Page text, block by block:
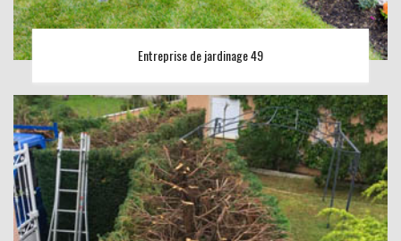
Entreprise de jardinage 49